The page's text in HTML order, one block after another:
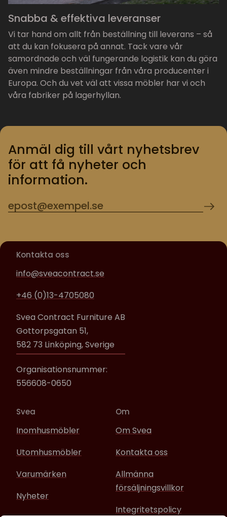
Snabba & effektiva leveranser
Vi tar hand om allt från beställning till leverans – så
att du kan fokusera på annat. Tack vare vår
samordnade och väl fungerande logistik kan du göra
även mindre beställningar från våra producenter i
Europa. Och du vet väl att vissa möbler har vi och
våra fabriker på lagerhyllan.
Anmäl dig till vårt nyhetsbrev
för att få nyheter och
information.
Kontakta oss
info@sveacontract.se
+46 (0)13-4705080
Svea Contract Furniture AB
Gottorpsgatan 51,
582 73 Linköping, Sverige
Organisationsnummer:
556608-0650
Svea
Inomhusmöbler
Utomhusmöbler
Varumärken
Nyheter
Om
Om Svea
Kontakta oss
Allmänna
försäljningsvillkor
Integritetspolicy